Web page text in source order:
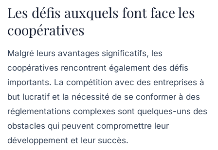
Les défis auxquels font face les
coopératives
Malgré leurs avantages significatifs, les
coopératives rencontrent également des défis
importants. La compétition avec des entreprises à
but lucratif et la nécessité de se conformer à des
réglementations complexes sont quelques-uns des
obstacles qui peuvent compromettre leur
développement et leur succès.